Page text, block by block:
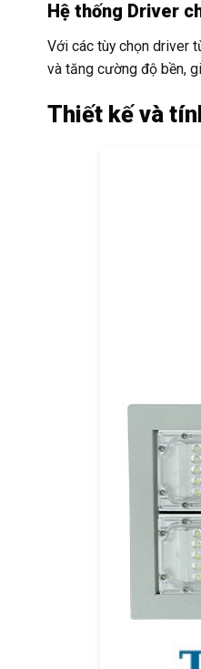
Hệ thống Driver
Với các tùy chọn driver
và tăng cường độ bền,
Thiết kế và